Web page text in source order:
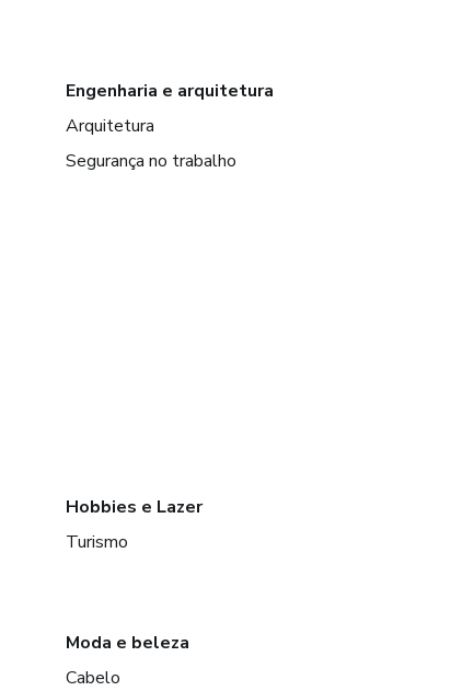
Engenharia e arquitetura
Arquitetura
Segurança no trabalho
Hobbies e Lazer
Turismo
Moda e beleza
Cabelo